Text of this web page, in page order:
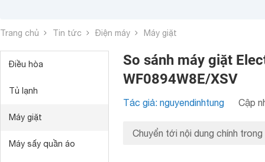
Trang chủ Tin tức Điện máy Máy giặt
Điều hòa
Tủ lạnh
Máy giặt
Máy sấy quần áo
So sánh máy giặt
WF0894W8E/XSV
Tác giả: nguyendinhtung Cập
Chuyển tới nội dung chính trong